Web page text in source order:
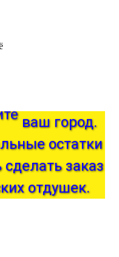
ваш город.
остатки
сделать заказ
отдушек.